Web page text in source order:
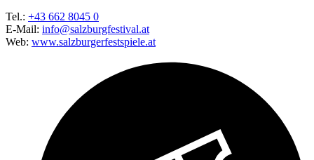
Tel.: +43 662 8045 0
E-Mail: info@salzburgfestival.at
Web: www.salzburgerfestspiele.at